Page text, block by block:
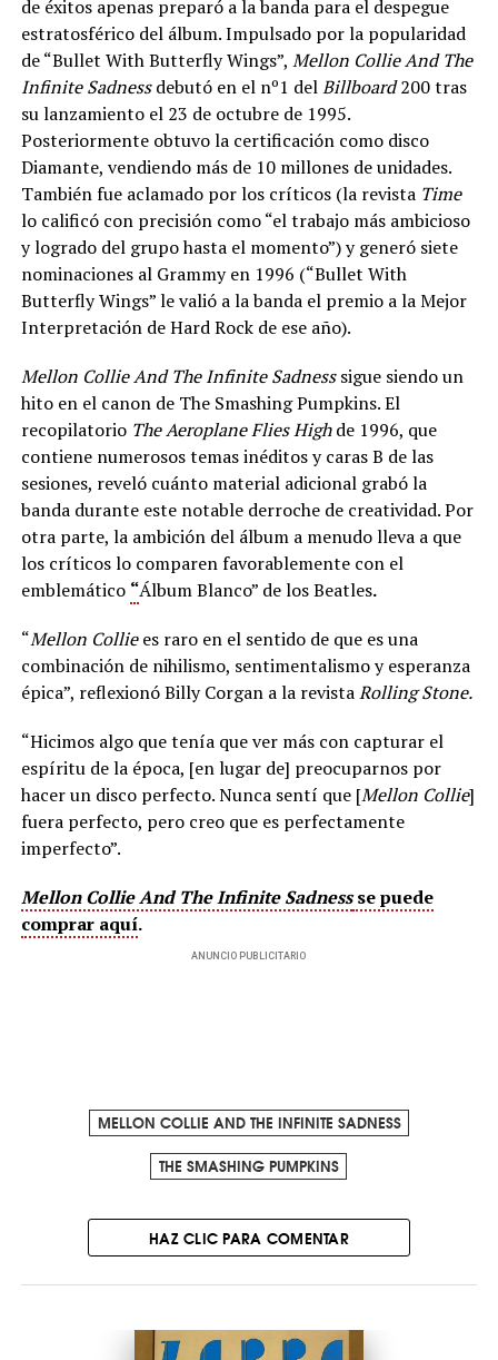
de éxitos apenas preparó a la banda para el despegue
estratosférico del álbum. Impulsado ​​por la popularidad
de “Bullet With Butterfly Wings”, Mellon Collie And The
Infinite Sadnessdebutó en el nº1 delBillboard200 tras
su lanzamiento el 23 de octubre de 1995.
Posteriormente obtuvo la certificación como disco
Diamante, vendiendo más de 10 millones de unidades.
También fue aclamado por los críticos (la revista Time
lo calificó con precisión como “el trabajo más ambicioso
y logrado del grupo hasta el momento”) y generó siete
nominaciones al Grammy en 1996 (“Bullet With
Butterfly Wings” le valió a la banda el premio a la Mejor
Interpretación de Hard Rock de ese año).
Mellon Collie And The Infinite Sadnesssigue siendo un
hito en el canon de The Smashing Pumpkins. El
recopilatorio The Aeroplane Flies Highde 1996, que
contiene numerosos temas inéditos y caras B de las
sesiones, reveló cuánto material adicional grabó la
banda durante este notable derroche de creatividad. Por
otra parte, la ambición del álbum a menudo lleva a que
los críticos lo comparen favorablemente con el
emblemático “Álbum Blanco” de los Beatles.
“Mellon Colliees raro en el sentido de que es una
combinación de nihilismo, sentimentalismo y esperanza
épica”, reflexionó Billy Corgan a la revistaRolling Stone.
“Hicimos algo que tenía que ver más con capturar el
espíritu de la época, [en lugar de] preocuparnos por
hacer un disco perfecto. Nunca sentí que [Mellon Collie]
fuera perfecto, pero creo que es perfectamente
imperfecto”.
Mellon Collie And The Infinite Sadnessse puede
comprar aquí.
ANUNCIO PUBLICITARIO
MELLON COLLIE AND THE INFINITE SADNESS
THE SMASHING PUMPKINS
HAZ CLIC PARA COMENTAR